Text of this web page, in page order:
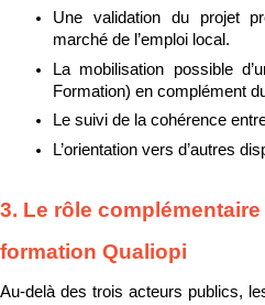
Une validation du projet
marché de l’emploi local.
La mobilisation possible
Formation) en complément
Le suivi de la cohérence
L’orientation vers d’autres
3. Le rôle
formation Qualiopi
Au-delà des trois acteurs publics,